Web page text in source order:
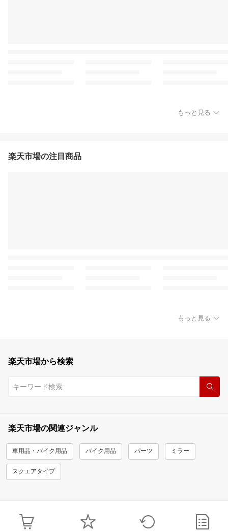
もっと見る
楽天市場の注目商品
もっと見る
楽天市場から検索
楽天市場の関連ジャンル
車用品・バイク用品 バイク用品 パーツ ミラー
スクエアタイプ